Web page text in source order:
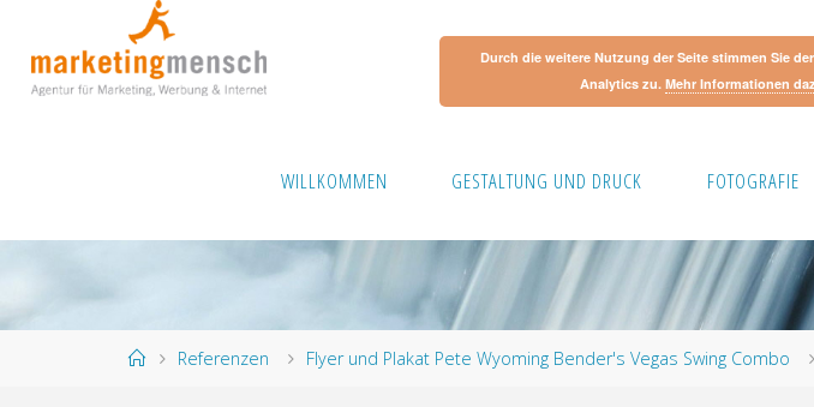
content
WILLKOMMEN GESTALTUNG UND DRUCK FOTOGRAFIE
HomeReferenzen Flyer und Plakat Pete Wyoming Bender's Vegas Swing Combo
Durch die weitere Nutzung der Seite stimmen Sie
Analytics zu. Mehr Informationen